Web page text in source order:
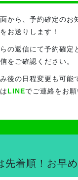
から、予約確定のお
お送りします！
の返信にて予約確定
をご確認ください。
後の日程変更も可能
LINEでご連絡をお
先着順！お早め